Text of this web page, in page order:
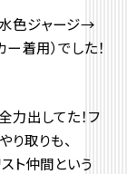
水色ジャージ→
着用）でした！
力出してた！フ
り取りも、
ト仲間という